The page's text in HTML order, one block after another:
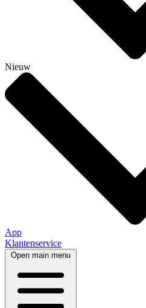
Nieuw
App
Klantenservice
Open main menu